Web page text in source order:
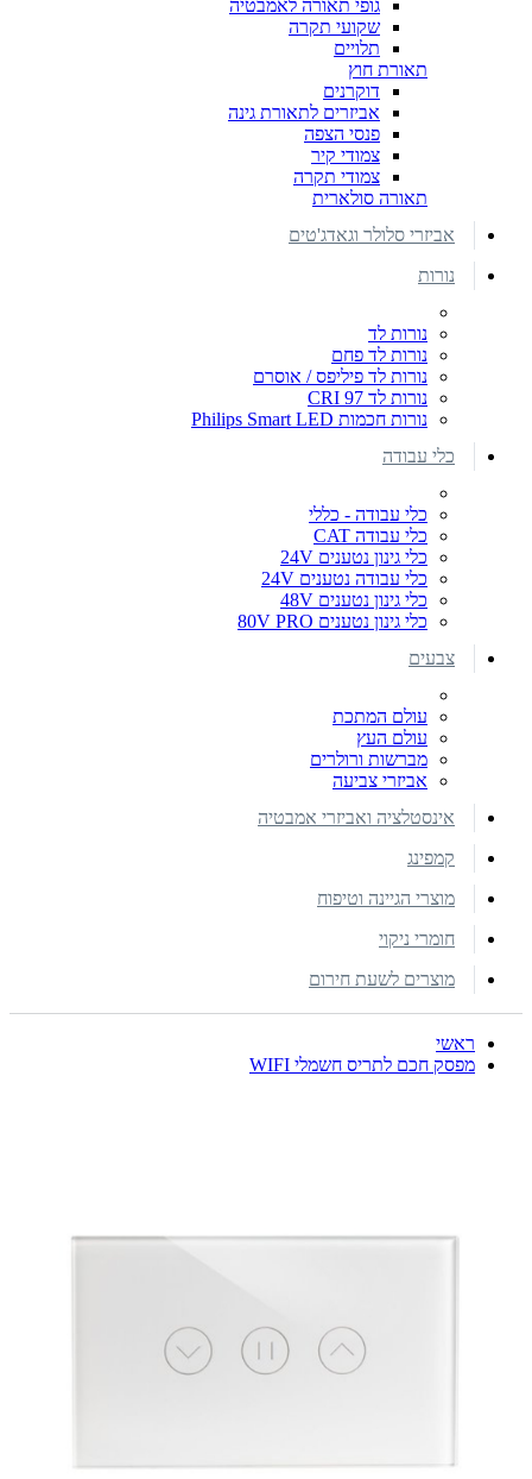
גופי תאורה לאמבטיה
שקועי תקרה
תלויים
תאורת חוץ
דוקרנים
אביזרים לתאורת גינה
פנסי הצפה
צמודי קיר
צמודי תקרה
תאורה סולארית
אביזרי סלולר וגאדג'טים
נורות
נורות לד
נורות לד פחם
נורות לד פיליפס / אוסרם
נורות לד CRI 97
נורות חכמות Philips Smart LED
כלי עבודה
כלי עבודה - כללי
כלי עבודה CAT
כלי גינון נטענים 24V
כלי עבודה נטענים 24V
כלי גינון נטענים 48V
כלי גינון נטענים 80V PRO
צבעים
עולם המתכת
עולם העץ
מברשות ורולרים
אביזרי צביעה
אינסטלציה ואביזרי אמבטיה
קמפינג
מוצרי הגיינה וטיפוח
חומרי ניקוי
מוצרים לשעת חירום
ראשי
מפסק חכם לתריס חשמלי WIFI